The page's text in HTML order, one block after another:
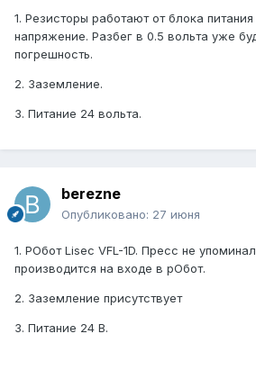
1. Резисторы работают от блока
напряжение. Разбег в 0.5 вольта уже
погрешность.
2. Заземление.
3. Питание 24 вольта.
berezne
Опубликовано: 27 июня
1. РОбот Lisec VFL-1D. Пресс не
производится на входе в рОбот.
2. Заземление присутствует
3. Питание 24 В.